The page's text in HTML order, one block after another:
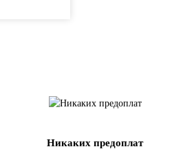
Никаких предоплат